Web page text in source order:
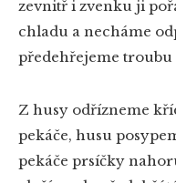
zevnitř i zvenku ji
chladu a necháme
předehřejeme troubu
Z husy odřízneme
pekáče, husu
pekáče prsíčky